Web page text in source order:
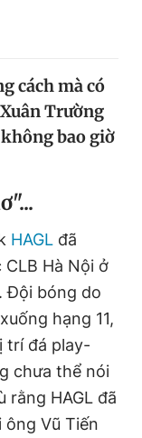
cáo
cách mà có
Trường
bao giờ
HAGL đã
Hà Nội ở
Đội bóng do
hạng 11,
trí đá play-
chưa thể nói
rằng HAGL đã
Vũ Tiến